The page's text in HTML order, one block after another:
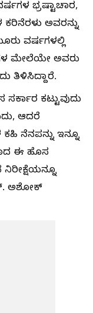
ಭ್ರಷ್ಟಾಚಾರ,
ಅವರನ್ನು
ವರ್ಷಗಳಲ್ಲಿ
ಮೇಲೆಯೇ ಅವರು
ತಿಳಿಸಿದ್ದಾರೆ.
ಕಟ್ಟುವುದು
ಆದರೆ
ನೆನಪನ್ನು ಇನ್ನೂ
ಈ ಹೊಸ
ಅಶೋಕ್‌